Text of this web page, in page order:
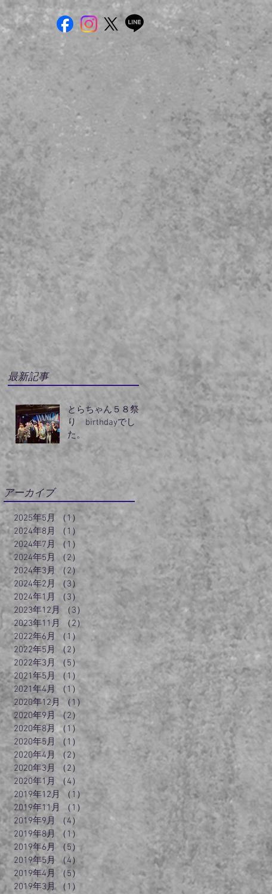
最新記事
とらちゃん５８祭
り birthdayでし
た。
アーカイブ
2025年5月 （1）
1件の記事
2024年8月
（1）
1件の記事
2024年7月
（1）
1件の記事
2024年5月
（2）
2件の記事
2024年3月
（2） 2件の記事
2024年2月 （3）
3件の記事
2024年1月
（3）
3件の記事
2023年12月
（3）
3件の記事
2023年11月
（2）
2件の記事
2022年6月
（1）
1件の記事
2022年5月
（2）
2022年3月
（5） 5件の記事
2021年5月
（1）
1件の記事
2021年4月
（1） 1件の記事
2020年12月 （1）
1件の記事
2020年9月 （2）
2件の記事
2020年8月 （1） 1件の記事
2020年5月
（1）
1件の記事
2020年4月
（2）
2件の記事
2020年3月
（2）
2020年1月
（4）
4件の記事
2019年12月 （1）
1件の記事
2019年11月
（1）
1件の記事
2019年9月
（4）
4件の記事
2019年8月
（1）
1件の記事
2019年6月
（5）
5件の記事
2019年5月 （4） 4件の記事
2019年4月
（5） 5件の記事
2019年3月
（1） 1件の記事